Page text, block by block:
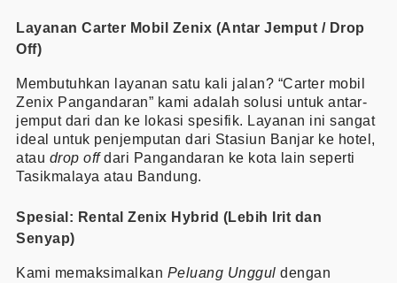
Layanan Carter Mobil Zenix (Antar Jemput / Drop
Off)
Membutuhkan layanan satu kali jalan? “Carter mobil
Zenix Pangandaran” kami adalah solusi untuk antar-
jemput dari dan ke lokasi spesifik. Layanan ini sangat
ideal untuk penjemputan dari Stasiun Banjar ke hotel,
atau drop offdari Pangandaran ke kota lain seperti
Tasikmalaya atau Bandung.
Spesial: Rental Zenix Hybrid (Lebih Irit dan
Senyap)
Kami memaksimalkan Peluang Unggul dengan